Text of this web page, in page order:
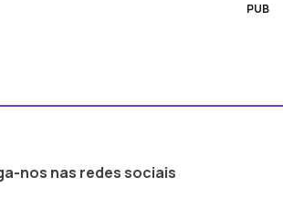
PUB
nos nas redes sociais